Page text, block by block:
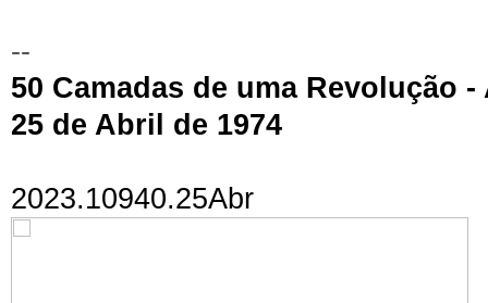
--
50 Camadas de uma Revolução
25 de Abril de 1974
2023.10940.25Abr